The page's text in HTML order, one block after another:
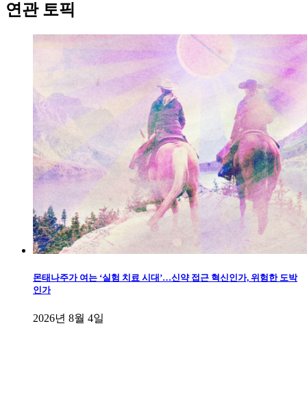
연관 토픽
몬태나주가 여는 ‘실험 치료 시대’…신약 접근 혁신인가, 위험한 도박
인가
2026년 8월 4일